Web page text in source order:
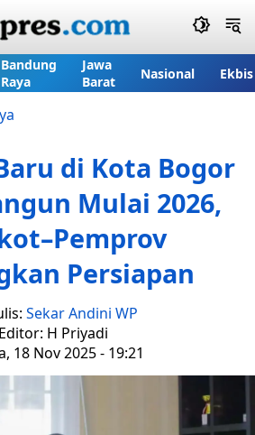
Bandung
Raya
Jawa
Barat
Nasional Ekbis
di Kota Bogor
Mulai 2026,
Persiapan
Sekar Andini WP
Editor: H Priyadi
18 Nov 2025 - 19:21